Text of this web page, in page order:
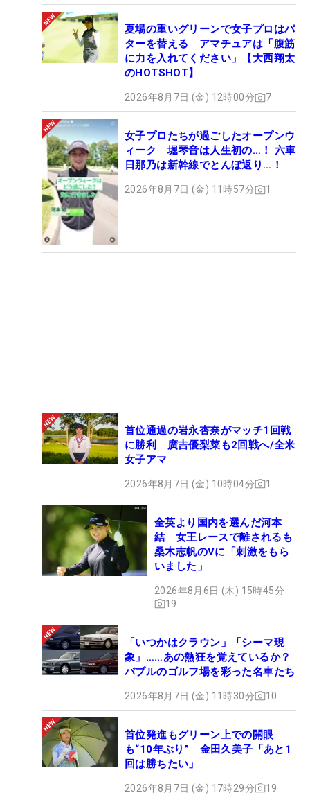
夏場の重いグリーンで女子プロはパ
ターを替える アマチュアは「腹筋
に力を入れてください」【大西翔太
のHOTSHOT】
2026年8月7日 (金) 12時00分 7
女子プロたちが過ごしたオープンウ
ィーク 堀琴音は人生初の…！ 六車
日那乃は新幹線でとんぼ返り…！
2026年8月7日 (金) 11時57分 1
首位通過の岩永杏奈がマッチ1回戦
に勝利 廣吉優梨菜も2回戦へ/全米
女子アマ
2026年8月7日 (金) 10時04分 1
全英より国内を選んだ河本
結 女王レースで離されるも
桑木志帆のVに「刺激をもら
いました」
2026年8月6日 (木) 15時45分
19
「いつかはクラウン」「シーマ現
象」……あの熱狂を覚えているか？
バブルのゴルフ場を彩った名車たち
2026年8月7日 (金) 11時30分 10
首位発進もグリーン上での開眼
も“10年ぶり” 金田久美子「あと1
回は勝ちたい」
2026年8月7日 (金) 17時29分 19